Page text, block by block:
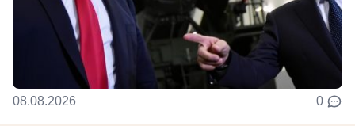
08.08.2026 0